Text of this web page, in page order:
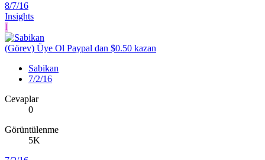
8/7/16
Insights
I
(Görev) Üye Ol Paypal dan $0.50 kazan
Sabikan
7/2/16
Cevaplar
0
Görüntülenme
5K